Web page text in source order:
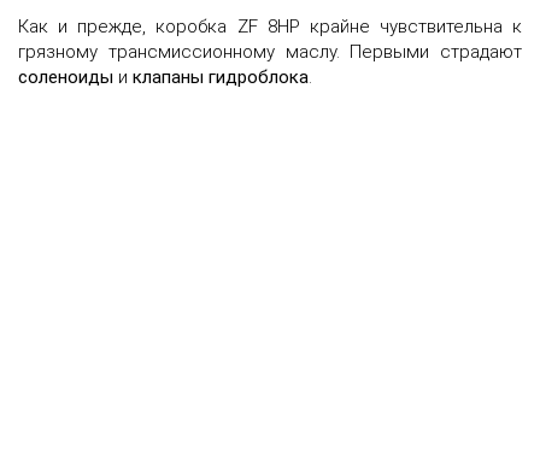
Как и прежде, коробка ZF 8HP крайне чувствительна к
грязному трансмиссионному маслу. Первыми страдают
соленоиды и клапаны гидроблока.